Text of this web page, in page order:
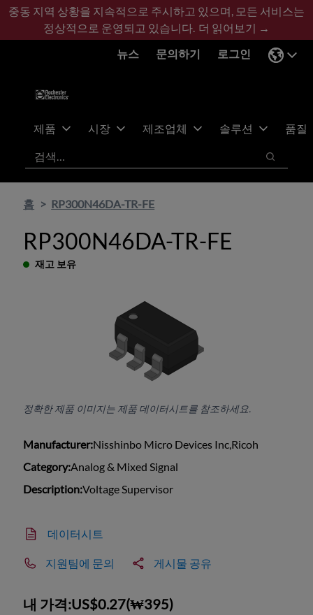
기
콘
바
글
중동 지역 상황을 지속적으로 주시하고 있으며, 모든 서비스는
정상적으로 운영되고 있습니다. 더 읽어보기 →
뉴스
문의하기 로그인
제품 시장 제조업체 솔루션
품질
검색
검색
홈 RP300N46DA-TR-FE
RP300N46DA-TR-FE
재고 보유
정확한 제품 이미지는 제품 데이터시트를 참조하세요.
Manufacturer:Nisshinbo Micro Devices Inc,Ricoh
Category:Analog & Mixed Signal
Description:Voltage Supervisor
데이터시트
지원팀에 문의 게시물 공유
내 가격:US$0.27(₩395)